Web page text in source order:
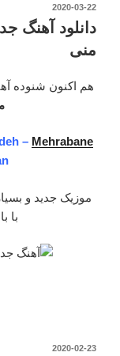
نوشته‌شده
2020-03-22
دانلود آهنگ
منی
هم اکنون شنوده
– Mehrabane
موزیک جدید و
با
نوشته‌شده
2020-02-23